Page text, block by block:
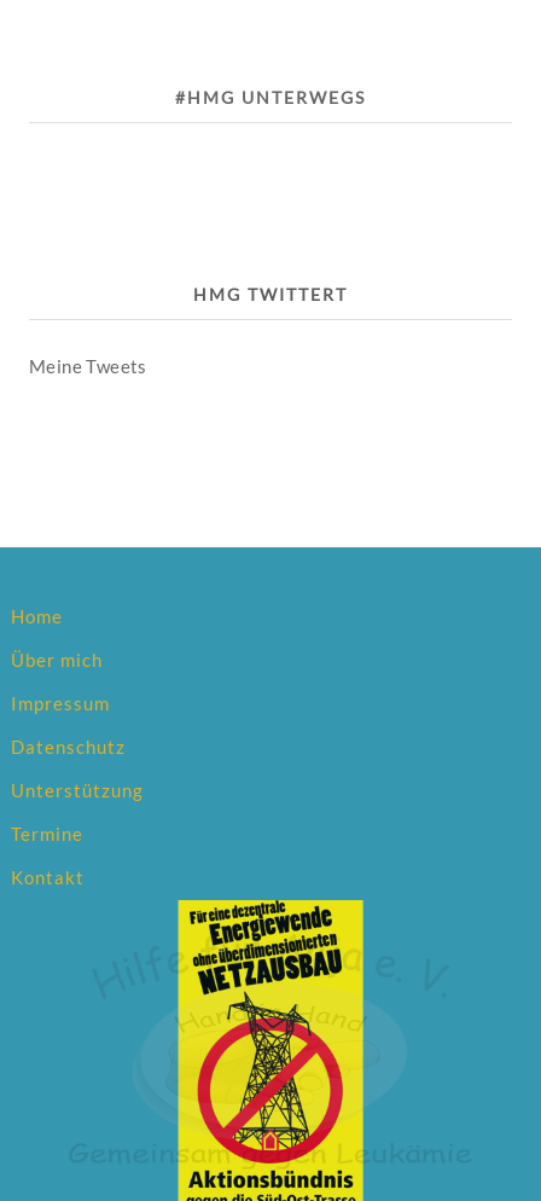
#HMG UNTERWEGS
HMG TWITTERT
Meine Tweets
Home
Über mich
Impressum
Datenschutz
Unterstützung
Termine
Kontakt